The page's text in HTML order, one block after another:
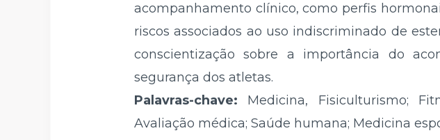
acompanhamento clínico, como perfis
riscos associados ao uso indiscriminado de
conscientização sobre a importância do
segurança dos atletas.
Palavras-chave: Medicina, Fisiculturismo;
Avaliação médica; Saúde humana; Medicina